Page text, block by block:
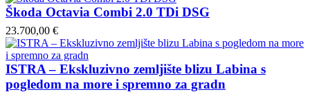
Škoda Octavia Combi 2.0 TDi DSG
23.700,00 €
ISTRA – Ekskluzivno zemljište blizu Labina s
pogledom na more i spremno za gradn